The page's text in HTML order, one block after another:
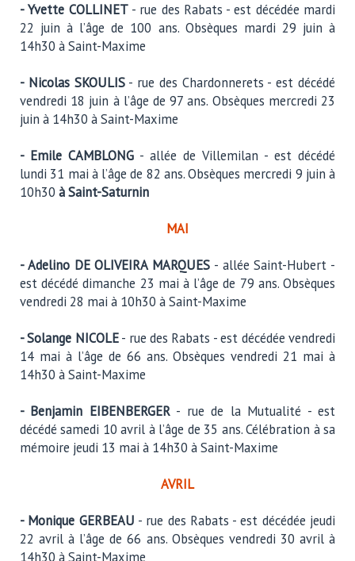
- Yvette COLLINET- rue des Rabats - est décédée mardi
22 juin à l’âge de 100 ans. Obsèques mardi 29 juin à
14h30 à Saint-Maxime
- Nicolas SKOULIS- rue des Chardonnerets - est décédé
vendredi 18 juin à l’âge de 97 ans. Obsèques mercredi 23
juin à 14h30 à Saint-Maxime
- Emile CAMBLONG - allée de Villemilan - est décédé
lundi 31 mai à l’âge de 82 ans. Obsèques mercredi 9 juin à
10h30 à Saint-Saturnin
MAI
- Adelino DE OLIVEIRA MARQUES - allée Saint-Hubert -
est décédé dimanche 23 mai à l’âge de 79 ans. Obsèques
vendredi 28 mai à 10h30 à Saint-Maxime
- Solange NICOLE- rue des Rabats - est décédée vendredi
14 mai à l’âge de 66 ans. Obsèques vendredi 21 mai à
14h30 à Saint-Maxime
- Benjamin EIBENBERGER- rue de la Mutualité - est
décédé samedi 10 avril à l’âge de 35 ans. Célébration à sa
mémoire jeudi 13 mai à 14h30 à Saint-Maxime
AVRIL
- Monique GERBEAU - rue des Rabats - est décédée jeudi
22 avril à l’âge de 66 ans. Obsèques vendredi 30 avril à
14h30 à Saint-Maxime